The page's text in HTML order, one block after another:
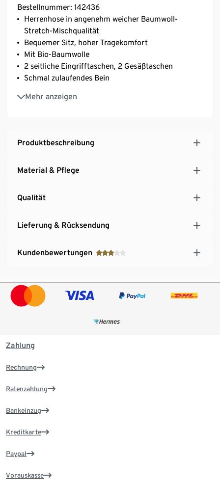
Bestellnummer: 142436
Herrenhose in angenehm weicher Baumwoll-
Stretch-Mischqualität
Bequemer Sitz, hoher Tragekomfort
Mit Bio-Baumwolle
2 seitliche Eingrifftaschen, 2 Gesäßtaschen
Schmal zulaufendes Bein
Mehr anzeigen
Elegant oder casual – der vielseitige Begleiter für
Büro oder Alltag
Elastischer Bund mit Tunnelzug
Produktbeschreibung
Material & Pflege
Qualität
Lieferung & Rücksendung
Kundenbewertungen
Zahlung
Rechnung
Ratenzahlung
Bankeinzug
Kreditkarte
Paypal
Vorauskasse